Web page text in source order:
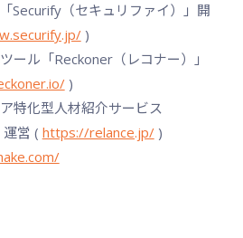
Securify（セキュリファイ）」開
)
ール「Reckoner（レコナー）」
)
特化型人材紹介サービス
運営 ( https://relance.jp/)